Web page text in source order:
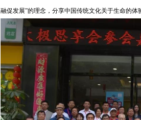
融促发展”的理念，分享中国传统文化关于生命的体